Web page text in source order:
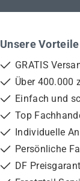
Unsere Vorteile
GRATIS
Über 400.000
Einfach und
Top
Individuelle
Persönliche
DF